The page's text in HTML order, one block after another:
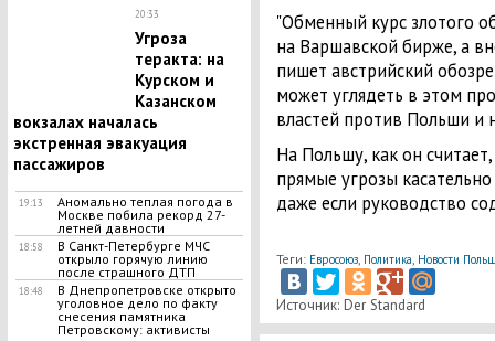
20:33
Угроза
теракта: на
Курском и
Казанском
вокзалах началась
экстренная эвакуация
пассажиров
19:13
Аномально теплая погода в
Москве побила рекорд 27-
летней давности
18:58
В Санкт-Петербурге МЧС
открыло горячую линию
после страшного ДТП
18:48
В Днепропетровске открыто
уголовное дело по факту
снесения памятника
Петровскому: активисты
"Обменный курс злотого
на Варшавской бирже, а
пишет австрийский
может углядеть в этом
властей против Польши и
На Польшу, как он
прямые угрозы
даже если руководство
Теги: Евросоюз, Политика Новости
Источник: Der Standard